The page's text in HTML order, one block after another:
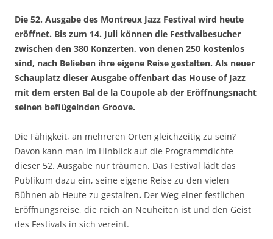
Die 52. Ausgabe des Montreux Jazz Festival wird heute
eröffnet. Bis zum 14. Juli können die Festivalbesucher
zwischen den 380 Konzerten, von denen 250 kostenlos
sind, nach Belieben ihre eigene Reise gestalten. Als neuer
Schauplatz dieser Ausgabe offenbart das House of Jazz
mit dem ersten Bal de la Coupole ab der Eröffnungsnacht
seinen beflügelnden Groove.
Die Fähigkeit, an mehreren Orten gleichzeitig zu sein?
Davon kann man im Hinblick auf die Programmdichte
dieser 52. Ausgabe nur träumen. Das Festival lädt das
Publikum dazu ein, seine eigene Reise zu den vielen
Bühnen ab Heute zu gestalten. Der Weg einer festlichen
Eröffnungsreise, die reich an Neuheiten ist und den Geist
des Festivals in sich vereint.